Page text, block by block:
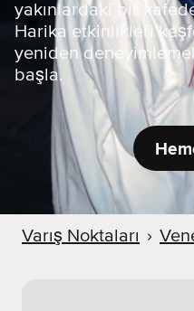
yakınlardaki bir
Harika etkinlikleri
yeniden
başla.
Varış Noktaları ›